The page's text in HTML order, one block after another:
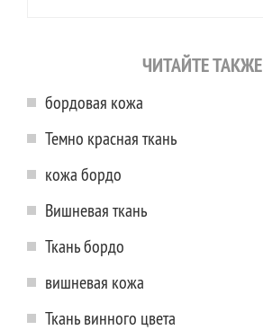
ЧИТАЙТЕ ТАКЖЕ
бордовая кожа
Темно красная ткань
кожа бордо
Вишневая ткань
Ткань бордо
вишневая кожа
Ткань винного цвета